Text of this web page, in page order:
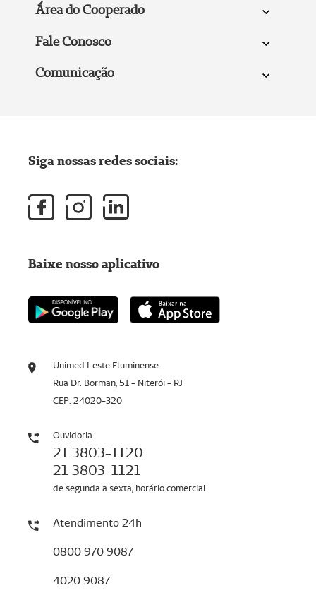
Área do Cooperado
Fale Conosco
Comunicação
Unimed Leste Fluminense
Rua Dr. Borman, 51 - Niterói - RJ
CEP: 24020-320
Ouvidoria
21 3803-1120
21 3803-1121
de segunda a sexta, horário comercial
Atendimento 24h
0800 970 9087
4020 9087
Siga nossas redes sociais:
Baixe nosso aplicativo